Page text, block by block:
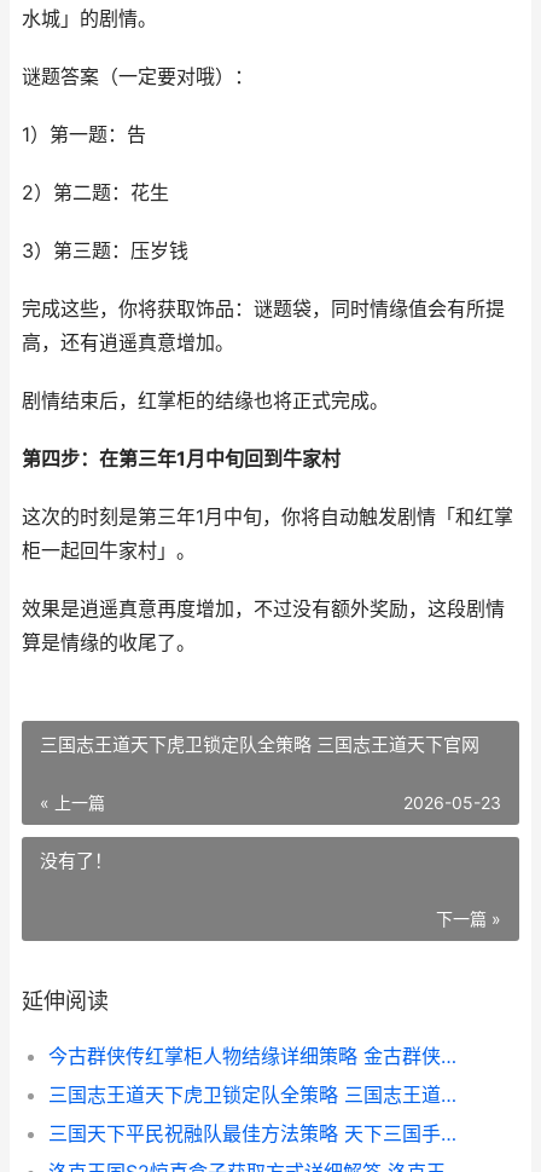
水城」的剧情。
谜题答案（一定要对哦）：
1）第一题：告
2）第二题：花生
3）第三题：压岁钱
完成这些，你将获取饰品：谜题袋，同时情缘值会有所提
高，还有逍遥真意增加。
剧情结束后，红掌柜的结缘也将正式完成。
第四步：在第三年1月中旬回到牛家村
这次的时刻是第三年1月中旬，你将自动触发剧情「和红掌
柜一起回牛家村」。
效果是逍遥真意再度增加，不过没有额外奖励，这段剧情
算是情缘的收尾了。
三国志王道天下虎卫锁定队全策略 三国志王道天下官网
« 上一篇 2026-05-23
没有了！
下一篇 »
延伸阅读
今古群侠传红掌柜人物结缘详细策略 金古群侠传夺宝中华2
三国志王道天下虎卫锁定队全策略 三国志王道天下官网
三国天下平民祝融队最佳方法策略 天下三国手游攻略